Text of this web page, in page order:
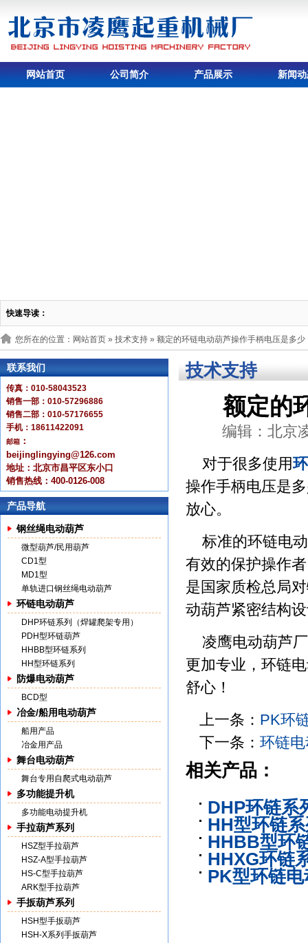
网站首页 公司简介 产品展示 新闻
快速导读：
您所在的位置：网站首页 » 技术支持 » 额定的环链电动葫芦操作手柄电压是多少
联系我们
传真：010-58043523
销售一部：010-57296886
销售二部：010-57176655
手机：18611422091
邮箱 ：
beijinglingying@126.com
地址：北京市昌平区东小口
销售热线：400-0126-008
产品导航
钢丝绳电动葫芦
微型葫芦/民用葫芦
CD1型
MD1型
单轨进口钢丝绳电动葫芦
环链电动葫芦
DHP环链系列（焊罐爬架专用）
PDH型环链葫芦
HHBB型环链系列
HH型环链系列
防爆电动葫芦
BCD型
冶金/船用电动葫芦
船用产品
冶金用产品
舞台电动葫芦
舞台专用自爬式电动葫芦
多功能提升机
多功能电动提升机
手拉葫芦系列
HSZ型手拉葫芦
HSZ-A型手拉葫芦
HS-C型手拉葫芦
ARK型手拉葫芦
手扳葫芦系列
HSH型手扳葫芦
HSH-X系列手扳葫芦
技术支持
额定的
编辑：北京
对于很多使用
操作手柄电压是
放心。
标准的环链电
有效的保护操作
是国家质检总局
动葫芦紧密结构
凌鹰电动葫芦
更加专业，环链
舒心！
上一条： PK环
下一条： 环链
相关产品：
DHP环链系
HH型环链
HHBB型环
HHXG环链
PK型环链